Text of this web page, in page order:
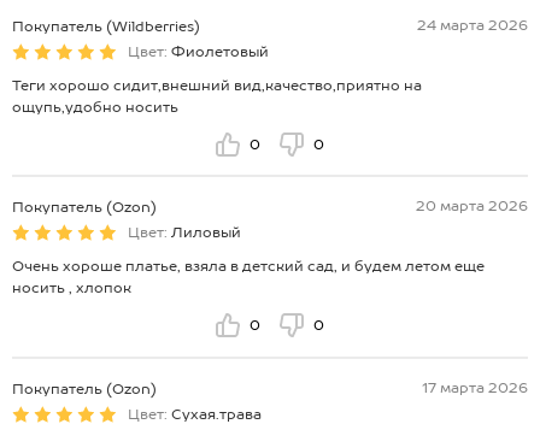
Покупатель (Wildberries)
24 марта 2026
Цвет: Фиолетовый
Теги хорошо сидит,внешний вид,качество,приятно на
ощупь,удобно носить
0 0
Покупатель (Ozon)
20 марта 2026
Цвет: Лиловый
Очень хороше платье, взяла в детский сад, и будем летом еще
носить , хлопок
0 0
Покупатель (Ozon)
17 марта 2026
Цвет: Сухая.трава